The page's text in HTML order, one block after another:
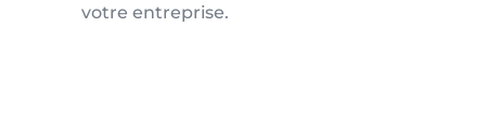
votre entreprise.